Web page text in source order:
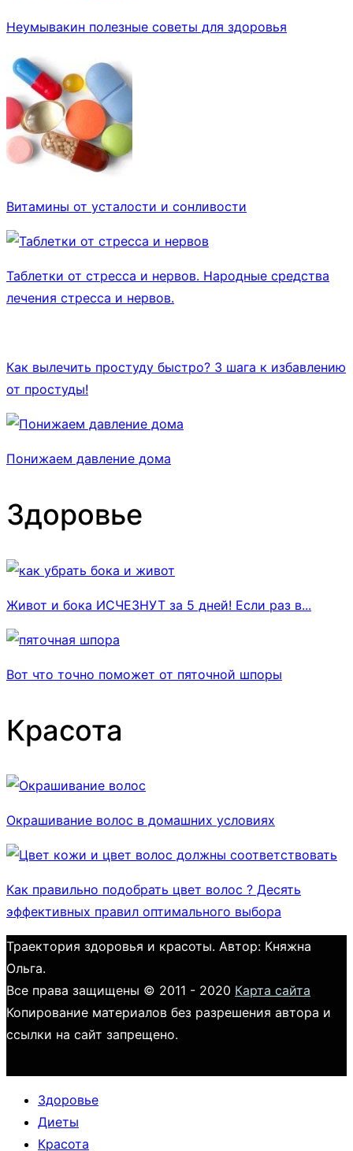
Неумывакин полезные советы для здоровья
Витамины от усталости и сонливости
Таблетки от стресса и нервов. Народные средства
лечения стресса и нервов.
Как вылечить простуду быстро? 3 шага к избавлению
от простуды!
Понижаем давление дома
Здоровье
Живот и бока ИСЧЕЗНУТ за 5 дней! Если раз в...
Вот что точно поможет от пяточной шпоры
Красота
Окрашивание волос в домашних условиях
Как правильно подобрать цвет волос ? Десять
эффективных правил оптимального выбора
Траектория здоровья и красоты. Автор: Княжна
Ольга.
Все права защищены © 2011 - 2020 Карта сайта
Копирование материалов без разрешения автора и
ссылки на сайт запрещено.
Здоровье
Диеты
Красота